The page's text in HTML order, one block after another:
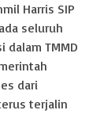
Harris SIP
seluruh
TMMD
dari
terjalin